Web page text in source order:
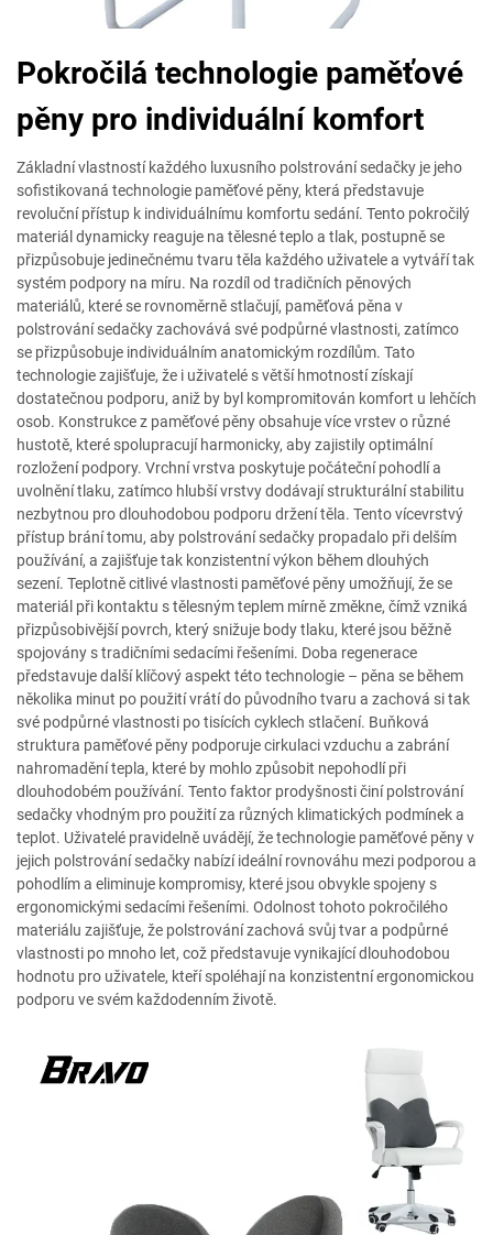
Pokročilá technologie paměťové
pěny pro individuální komfort
Základní vlastností každého luxusního polstrování sedačky je jeho
sofistikovaná technologie paměťové pěny, která představuje
revoluční přístup k individuálnímu komfortu sedání. Tento pokročilý
materiál dynamicky reaguje na tělesné teplo a tlak, postupně se
přizpůsobuje jedinečnému tvaru těla každého uživatele a vytváří tak
systém podpory na míru. Na rozdíl od tradičních pěnových
materiálů, které se rovnoměrně stlačují, paměťová pěna v
polstrování sedačky zachovává své podpůrné vlastnosti, zatímco
se přizpůsobuje individuálním anatomickým rozdílům. Tato
technologie zajišťuje, že i uživatelé s větší hmotností získají
dostatečnou podporu, aniž by byl kompromitován komfort u lehčích
osob. Konstrukce z paměťové pěny obsahuje více vrstev o různé
hustotě, které spolupracují harmonicky, aby zajistily optimální
rozložení podpory. Vrchní vrstva poskytuje počáteční pohodlí a
uvolnění tlaku, zatímco hlubší vrstvy dodávají strukturální stabilitu
nezbytnou pro dlouhodobou podporu držení těla. Tento vícevrstvý
přístup brání tomu, aby polstrování sedačky propadalo při delším
používání, a zajišťuje tak konzistentní výkon během dlouhých
sezení. Teplotně citlivé vlastnosti paměťové pěny umožňují, že se
materiál při kontaktu s tělesným teplem mírně změkne, čímž vzniká
přizpůsobivější povrch, který snižuje body tlaku, které jsou běžně
spojovány s tradičními sedacími řešeními. Doba regenerace
představuje další klíčový aspekt této technologie – pěna se během
několika minut po použití vrátí do původního tvaru a zachová si tak
své podpůrné vlastnosti po tisících cyklech stlačení. Buňková
struktura paměťové pěny podporuje cirkulaci vzduchu a zabrání
nahromadění tepla, které by mohlo způsobit nepohodlí při
dlouhodobém používání. Tento faktor prodyšnosti činí polstrování
sedačky vhodným pro použití za různých klimatických podmínek a
teplot. Uživatelé pravidelně uvádějí, že technologie paměťové pěny v
jejich polstrování sedačky nabízí ideální rovnováhu mezi podporou a
pohodlím a eliminuje kompromisy, které jsou obvykle spojeny s
ergonomickými sedacími řešeními. Odolnost tohoto pokročilého
materiálu zajišťuje, že polstrování zachová svůj tvar a podpůrné
vlastnosti po mnoho let, což představuje vynikající dlouhodobou
hodnotu pro uživatele, kteří spoléhají na konzistentní ergonomickou
podporu ve svém každodenním životě.